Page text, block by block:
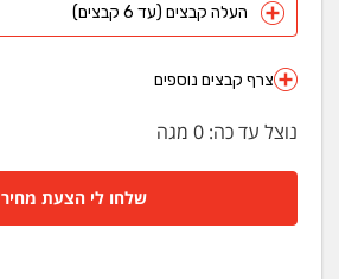
העלה קבצים (עד 6 קבצים)
צרף קבצים נוספים
נוצל עד כה: 0 מגה
שלחו לי הצעת מחיר